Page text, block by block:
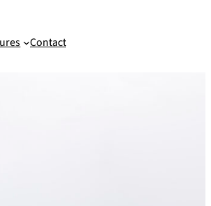
Contact